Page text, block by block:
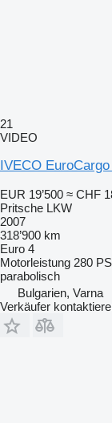
21
VIDEO
IVECO
EUR 19’500 ≈ CHF
Pritsche LKW
2007
318’900 km
Euro 4
Motorleistung 280
parabolisch
Bulgarien, Varna
Verkäufer